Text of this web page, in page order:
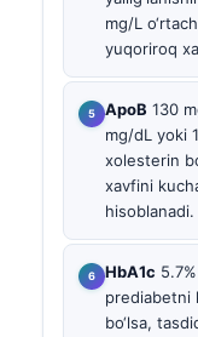
mg/L
yuqoriroq
ApoB 130
mg/dL yoki
xolesterin
xavfini
hisoblanadi.
HbA1c
prediabetni
bo‘lsa,